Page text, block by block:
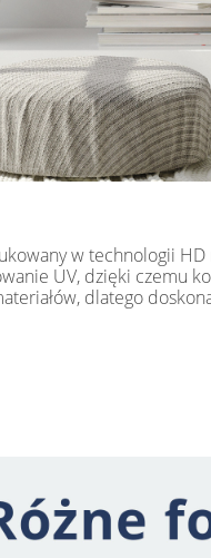
w technologii
UV, dzięki czemu
dlatego